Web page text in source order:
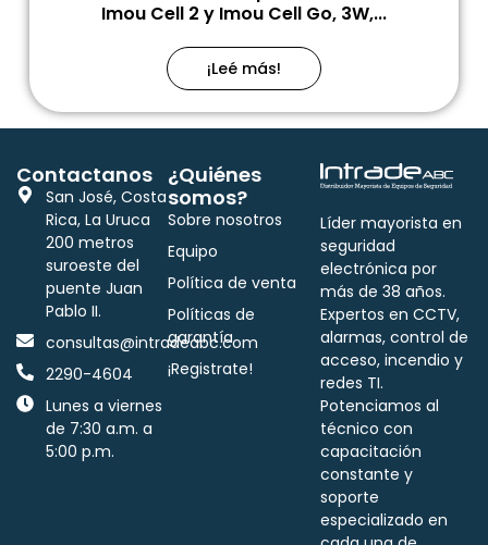
Imou Cell 2 y Imou Cell Go, 3W,...
¡Leé más!
Líder mayorista en
seguridad
electrónica por
más de 38 años.
Expertos en CCTV,
alarmas, control de
acceso, incendio y
redes TI.
Potenciamos al
técnico con
capacitación
constante y
soporte
especializado en
¿Quiénes
somos?
Sobre nosotros
Equipo
Política de venta
Políticas de
garantía
¡Registrate!
Contactanos
San José, Costa
Rica, La Uruca
200 metros
suroeste del
puente Juan
Pablo II.
consultas@intradeabc.com
2290-4604
Lunes a viernes
de 7:30 a.m. a
5:00 p.m.